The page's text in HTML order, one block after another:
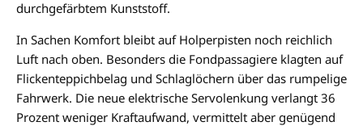
durchgefärbtem Kunststoff.
In Sachen Komfort bleibt auf Holperpisten noch reichlich
Luft nach oben. Besonders die Fondpassagiere klagten auf
Flickenteppichbelag und Schlaglöchern über das rumpelige
Fahrwerk. Die neue elektrische Servolenkung verlangt 36
Prozent weniger Kraftaufwand, vermittelt aber genügend